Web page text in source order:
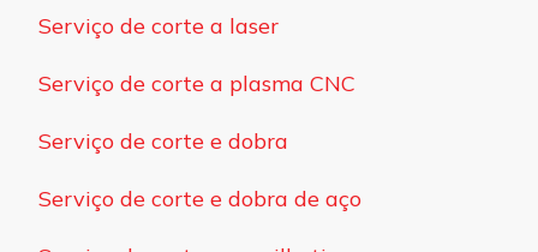
Serviço de corte a laser
Serviço de corte a plasma CNC
Serviço de corte e dobra
Serviço de corte e dobra de aço